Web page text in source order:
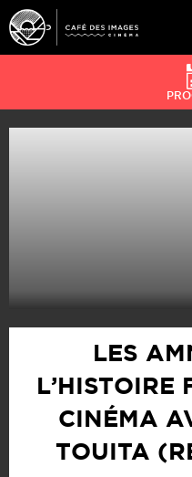
À
LES
L’HISTOIRE
CINÉMA
TOUITA